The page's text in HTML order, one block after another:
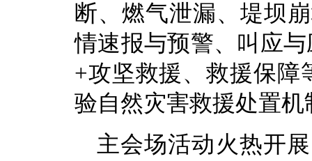
断、燃气泄漏、堤坝
情速报与预警、叫应
+攻坚救援、救援保障
验自然灾害救援处置机
主会场活动火热开